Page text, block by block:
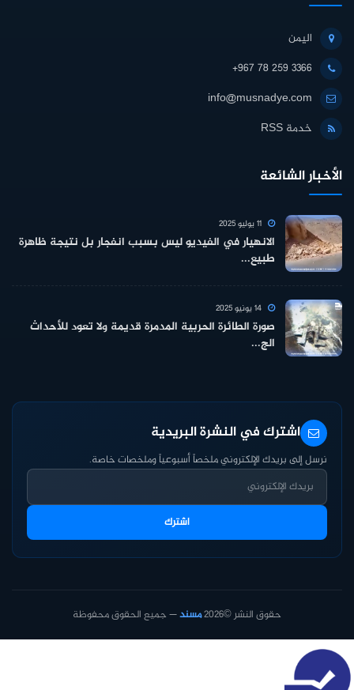
اليمن
+967 78 259 3366
info@musnadye.com
خدمة RSS
الأخبار الشائعة
الانهيار في الفيديو ليس بسبب انفجار بل نتيجة ظاهرة
طبيع...
صورة الطائرة الحربية المدمرة قديمة ولا تعود للأحداث
الج...
اشترك في النشرة البريدية
نرسل إلى بريدك الإلكتروني ملخصاً أسبوعياً وملخصات خاصة.
اشترك
حقوق النشر ©2026 مسند— جميع الحقوق محفوظة